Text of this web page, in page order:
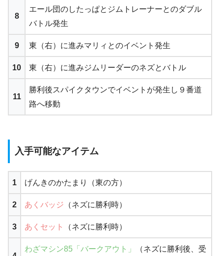
8
エール団のしたっぱとジムトレーナーとのダブル
バトル発生
9 東（右）に進みマリィとのイベント発生
10 東（右）に進みジムリーダーのネズとバトル
11
勝利後スパイクタウンでイベントが発生し９番道
路へ移動
入手可能なアイテム
1 げんきのかたまり（東の方）
2 あくバッジ （ネズに勝利時）
3 あくセット （ネズに勝利時）
わざマシン85「バークアウト」 （ネズに勝利後、受